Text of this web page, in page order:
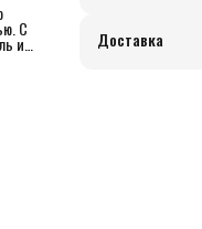
C
и Доставка